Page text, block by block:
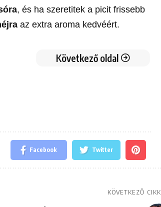
, és ha szeretitek a picit frissebb
az extra aroma kedvéért.
Következő oldal
Facebook Twitter
KÖVETKEZŐ CIKK